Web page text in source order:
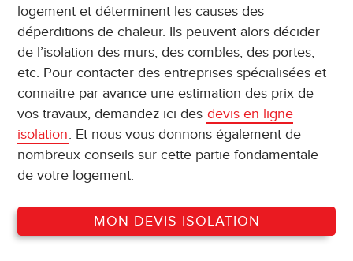
logement et déterminent les causes des
déperditions de chaleur. Ils peuvent alors décider
de l’isolation des murs, des combles, des portes,
etc. Pour contacter des entreprises spécialisées et
connaitre par avance une estimation des prix de
vos travaux, demandez ici des devis en ligne
isolation. Et nous vous donnons également de
nombreux conseils sur cette partie fondamentale
de votre logement.
MON DEVIS ISOLATION